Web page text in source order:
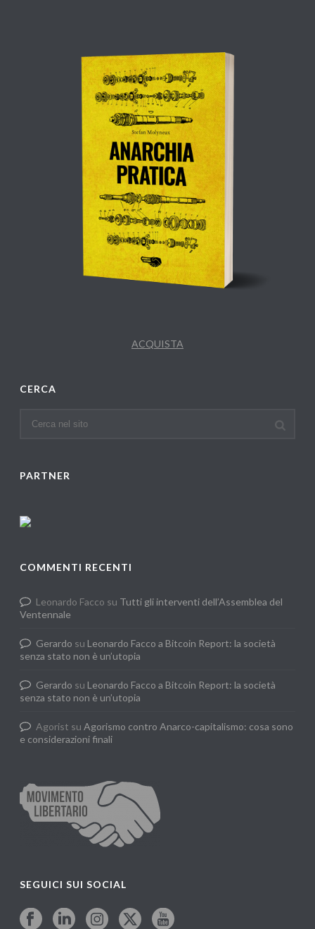
ACQUISTA
CERCA
PARTNER
COMMENTI RECENTI
Leonardo Facco su Tutti gli interventi dell’Assemblea del
Ventennale
Gerardo su Leonardo Facco a Bitcoin Report: la società
senza stato non è un’utopia
Gerardo su Leonardo Facco a Bitcoin Report: la società
senza stato non è un’utopia
Agorist suAgorismo contro Anarco-capitalismo: cosa sono
e considerazioni finali
SEGUICI SUI SOCIAL